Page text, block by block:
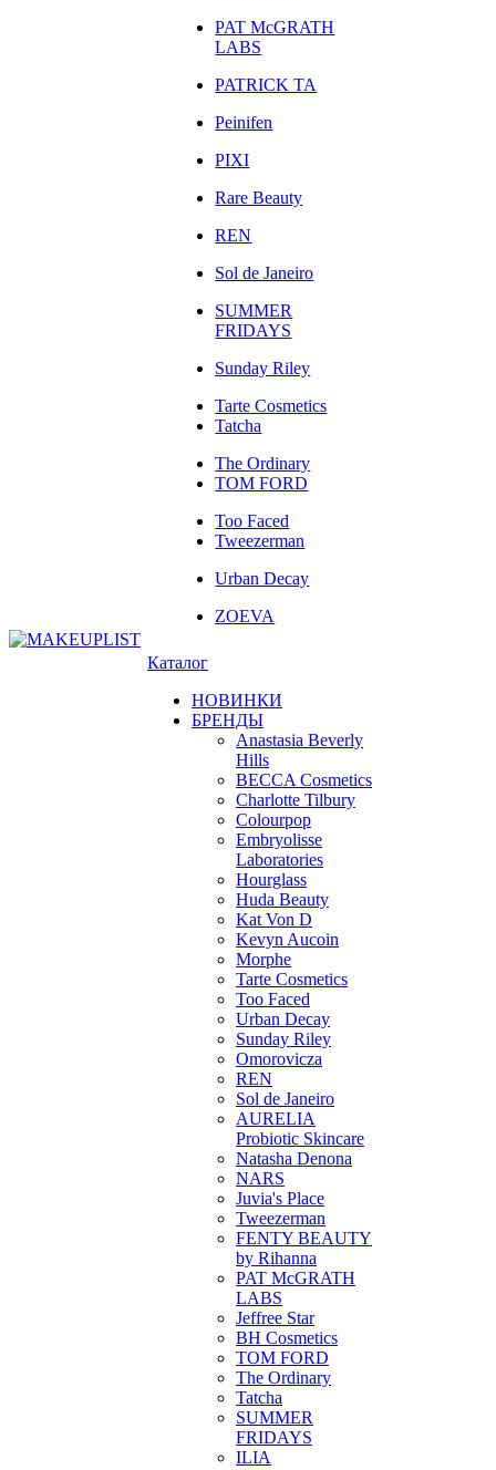
PAT McGRATH
LABS
PATRICK TA
Peinifen
PIXI
Rare Beauty
REN
Sol de Janeiro
SUMMER
FRIDAYS
Sunday Riley
Tarte Cosmetics
Tatcha
The Ordinary
TOM FORD
Too Faced
Tweezerman
Urban Decay
ZOEVA
Каталог
НОВИНКИ
БРЕНДЫ
Anastasia Beverly
Hills
BECCA Cosmetics
Charlotte Tilbury
Colourpop
Embryolisse
Laboratories
Hourglass
Huda Beauty
Kat Von D
Kevyn Aucoin
Morphe
Tarte Cosmetics
Too Faced
Urban Decay
Sunday Riley
Omorovicza
REN
Sol de Janeiro
AURELIA
Probiotic Skincare
Natasha Denona
NARS
Juvia's Place
Tweezerman
FENTY BEAUTY
by Rihanna
PAT McGRATH
LABS
Jeffree Star
BH Cosmetics
TOM FORD
The Ordinary
Tatcha
SUMMER
FRIDAYS
ILIA